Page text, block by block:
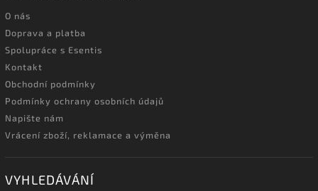
O nás
Doprava a platba
Spolupráce s Esentis
Kontakt
Obchodní podmínky
Podmínky ochrany osobních údajů
Napište nám
Vrácení zboží, reklamace a výměna
VYHLEDÁVÁNÍ